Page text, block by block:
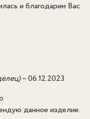
и благодарим Вас
–06.12.2023
данное изделие.